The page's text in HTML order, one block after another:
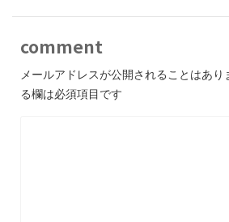
comment
メールアドレスが公開されることはあり
る欄は必須項目です